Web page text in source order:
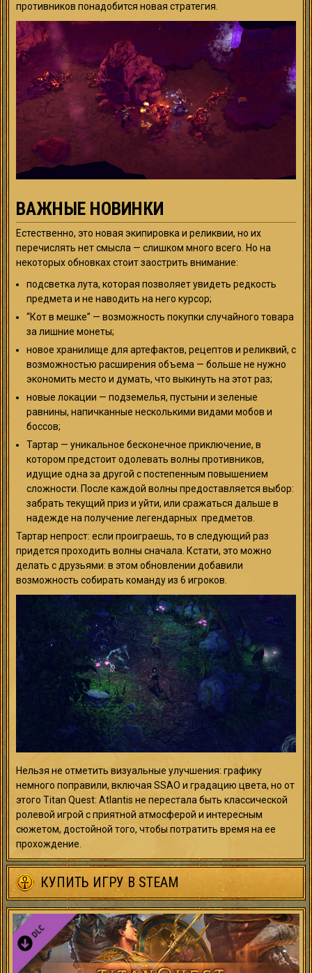
противников понадобится новая стратегия.
ВАЖНЫЕ НОВИНКИ
Естественно, это новая экипировка и реликвии, но их
перечислять нет смысла — слишком много всего. Но на
некоторых обновках стоит заострить внимание:
подсветка лута, которая позволяет увидеть редкость
предмета и не наводить на него курсор;
“Кот в мешке” — возможность покупки случайного товара
за лишние монеты;
новое хранилище для артефактов, рецептов и реликвий, с
возможностью расширения объема — больше не нужно
экономить место и думать, что выкинуть на этот раз;
новые локации — подземелья, пустыни и зеленые
равнины, напичканные несколькими видами мобов и
боссов;
Тартар — уникальное бесконечное приключение, в
котором предстоит одолевать волны противников,
идущие одна за другой с постепенным повышением
сложности. После каждой волны предоставляется выбор:
забрать текущий приз и уйти, или сражаться дальше в
надежде на получение легендарных предметов.
Тартар непрост: если проиграешь, то в следующий раз
придется проходить волны сначала. Кстати, это можно
делать с друзьями: в этом обновлении добавили
возможность собирать команду из 6 игроков.
Нельзя не отметить визуальные улучшения: графику
немного поправили, включая SSAO и градацию цвета, но от
этого Titan Quest: Atlantis не перестала быть классической
ролевой игрой с приятной атмосферой и интересным
сюжетом, достойной того, чтобы потратить время на ее
прохождение.
КУПИТЬ ИГРУ В STEAM